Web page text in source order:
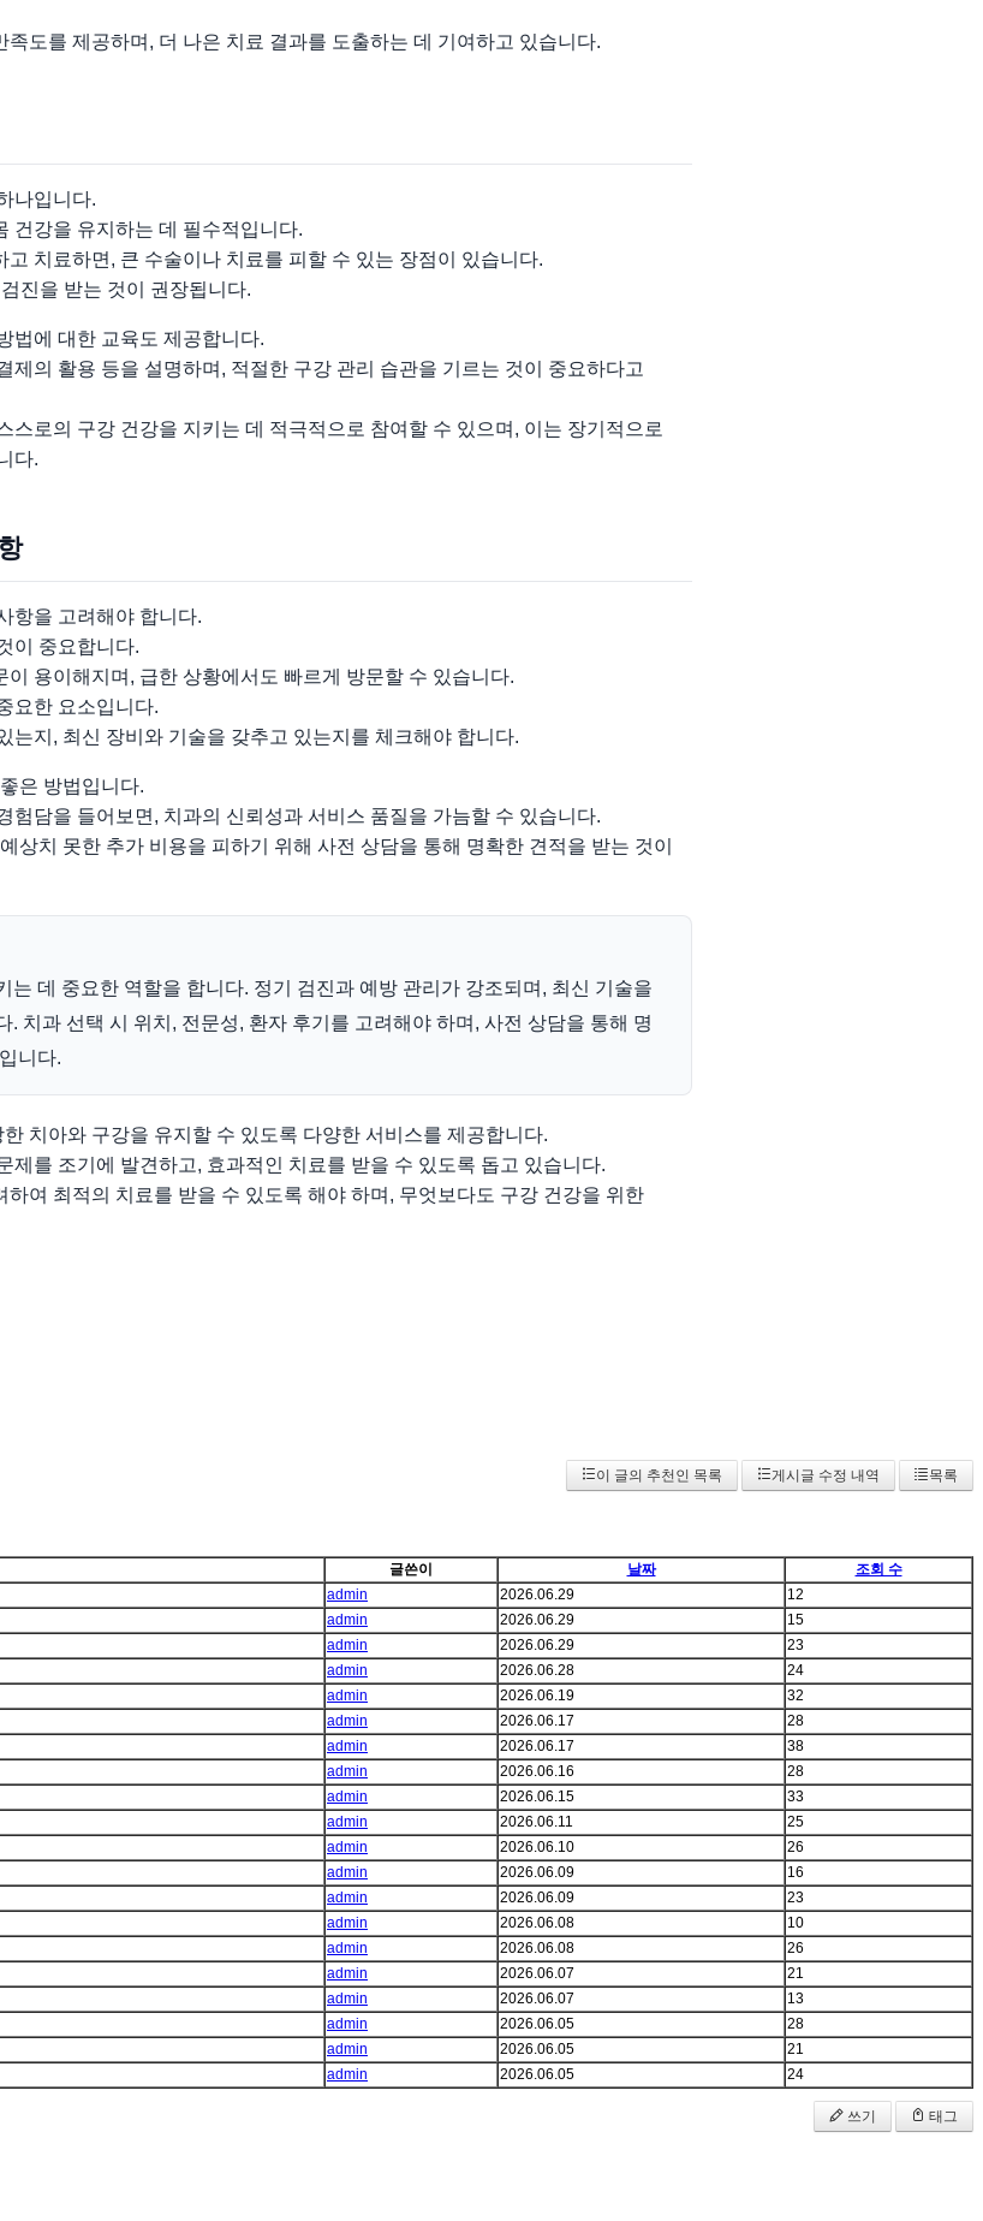
도를 제공하며, 더 나은 치료 결과를 도출하는 데 기여하고 있습니다.
나입니다.
건강을 유지하는 데 필수적입니다.
치료하면, 큰 수술이나 치료를 피할 수 있는 장점이 있습니다.
진을 받는 것이 권장됩니다.
법에 대한 교육도 제공합니다.
제의 활용 등을 설명하며, 적절한 구강 관리 습관을 기르는 것이 중요하다고
스로의 구강 건강을 지키는 데 적극적으로 참여할 수 있으며, 이는 장기적으로
다.
항을 고려해야 합니다.
이 중요합니다.
용이해지며, 급한 상황에서도 빠르게 방문할 수 있습니다.
요한 요소입니다.
는지, 최신 장비와 기술을 갖추고 있는지를 체크해야 합니다.
은 방법입니다.
험담을 들어보면, 치과의 신뢰성과 서비스 품질을 가늠할 수 있습니다.
상치 못한 추가 비용을 피하기 위해 사전 상담을 통해 명확한 견적을 받는 것이
는 데 중요한 역할을 합니다. 정기 검진과 예방 관리가 강조되며, 최신 기술을
. 치과 선택 시 위치, 전문성, 환자 후기를 고려해야 하며, 사전 상담을 통해 명
니다.
치아와 구강을 유지할 수 있도록 다양한 서비스를 제공합니다.
제를 조기에 발견하고, 효과적인 치료를 받을 수 있도록 돕고 있습니다.
여 최적의 치료를 받을 수 있도록 해야 하며, 무엇보다도 구강 건강을 위한
이 글의 추천인 목록 게시글 수정 내역 목록
글쓴이 날짜
조회 수
admin 2026.06.29
12
admin 2026.06.29
15
admin 2026.06.29
23
admin 2026.06.28
24
admin 2026.06.19
32
admin 2026.06.17
28
admin 2026.06.17
38
admin 2026.06.16
28
admin 2026.06.15
33
admin 2026.06.11
25
admin 2026.06.10
26
admin 2026.06.09
16
admin 2026.06.09
23
admin 2026.06.08
10
admin 2026.06.08
26
admin 2026.06.07
21
admin 2026.06.07
13
admin 2026.06.05
28
admin 2026.06.05
21
admin 2026.06.05 24
쓰기 태그